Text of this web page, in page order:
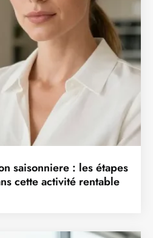
saisonniere : les étapes
cette activité rentable